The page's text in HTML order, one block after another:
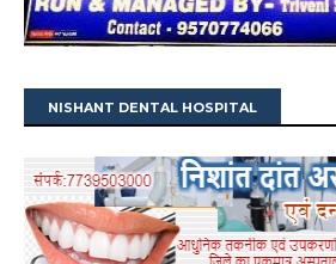
NISHANT DENTAL HOSPITAL